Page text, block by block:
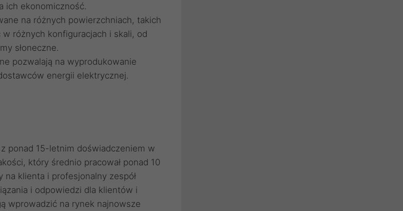
ich ekonomiczność.
na różnych powierzchniach, takich
różnych konfiguracjach i skali, od
słoneczne.
pozwalają na wyprodukowanie
energii elektrycznej.
ponad 15-letnim doświadczeniem w
który średnio pracował ponad 10
klienta i profesjonalny zespół
i odpowiedzi dla klientów i
wprowadzić na rynek najnowsze